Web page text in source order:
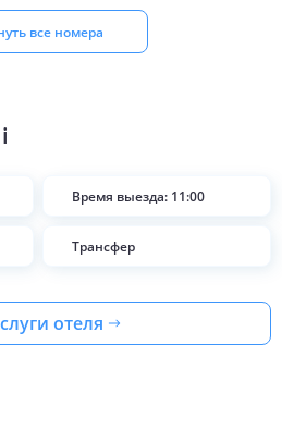
все номера
Время выезда: 11:00
Трансфер
отеля